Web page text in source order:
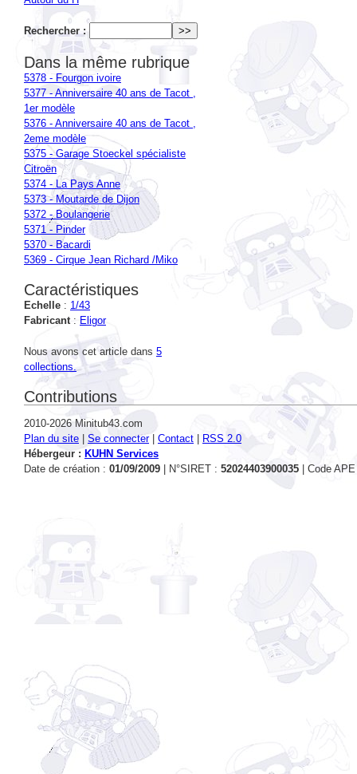
Rechercher :
Dans la même rubrique
5378 - Fourgon ivoire
5377 - Anniversaire 40 ans de Tacot ,
1er modèle
5376 - Anniversaire 40 ans de Tacot ,
2eme modèle
5375 - Garage Stoeckel spécialiste
Citroën
5374 - La Pays Anne
5373 - Moutarde de Dijon
5372 - Boulangerie
5371 - Pinder
5370 - Bacardi
5369 - Cirque Jean Richard /Miko
Caractéristiques
Echelle : 1/43
Fabricant:Eligor
Nous avons cet article dans
collections.
Contributions
2010-2026 Minitub43.com
Plan du site| Se connecter |
Hébergeur :KUHN Services
Date de création :01/09/2009| N°SIRET :52024403900035